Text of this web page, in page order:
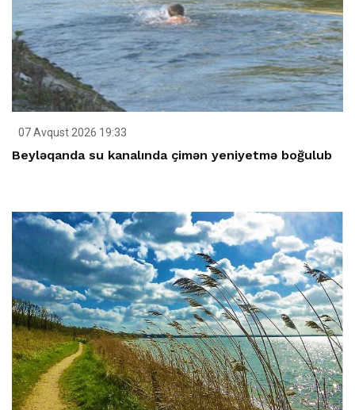
07 Avqust 2026 19:33
Beyləqanda su kanalında çimən yeniyetmə boğulub